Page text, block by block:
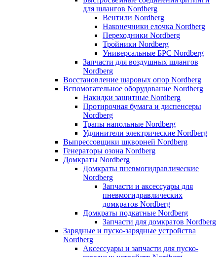
для шлангов Nordberg
Вентили Nordberg
Наконечники елочка Nordberg
Переходники Nordberg
Тройники Nordberg
Универсальные БРС Nordberg
Запчасти для воздушных шлангов
Nordberg
Восстановление шаровых опор Nordberg
Вспомогательное оборудование Nordberg
Накидки защитные Nordberg
Протирочная бумага и диспенсеры
Nordberg
Трапы напольные Nordberg
Удлинители электрические Nordberg
Выпрессовщики шкворней Nordberg
Генераторы озона Nordberg
Домкраты Nordberg
Домкраты пневмогидравлические
Nordberg
Запчасти и аксессуары для
пневмогидравлических
домкратов Nordberg
Домкраты подкатные Nordberg
Запчасти для домкратов Nordberg
Зарядные и пуско-зарядные устройства
Nordberg
Аксессуары и запчасти для пуско-